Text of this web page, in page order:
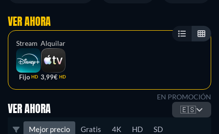
VER AHORA
Stream
Fijo HD
Alquilar
3,99€ HD
EN PROMOCIÓN
VER AHORA 🇪🇸
Mejor precio Gratis 4K HD SD